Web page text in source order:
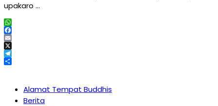
upakaro …
WhatsApp
Facebook
Email
X
Telegram
Alamat Tempat Buddhis
Berita